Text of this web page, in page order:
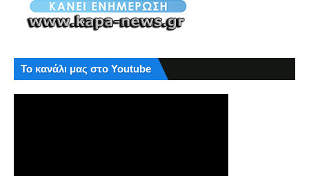
Το κανάλι μας στο Youtube